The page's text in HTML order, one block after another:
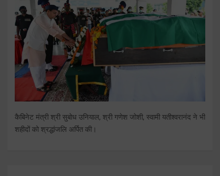
कैबिनेट मंत्री श्री सुबोध उनियाल, श्री गणेश जोशी, स्वामी यतीश्वरानंद ने भी
शहीदों को श्रद्धांजलि अर्पित की।